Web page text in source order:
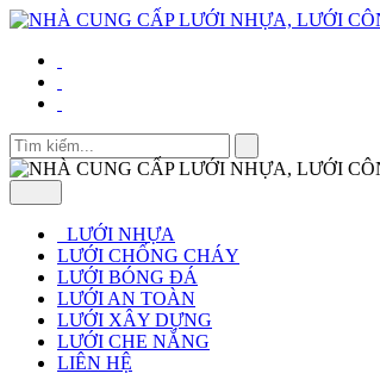
LƯỚI NHỰA
LƯỚI CHỐNG CHÁY
LƯỚI BÓNG ĐÁ
LƯỚI AN TOÀN
LƯỚI XÂY DỰNG
LƯỚI CHE NẮNG
LIÊN HỆ